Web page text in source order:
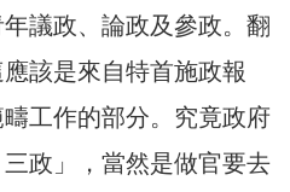
年議政、論政及參政。翻
該是來自特首施政報
工作的部分。究竟政府
政」，當然是做官要去